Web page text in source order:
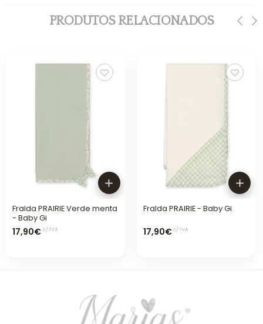
PRODUTOS RELACIONADOS
Fralda PRAIRIE Verde menta
- Baby Gi
17,90€ c/ IVA
Fralda PRAIRIE - Baby Gi
17,90€ c/ IVA